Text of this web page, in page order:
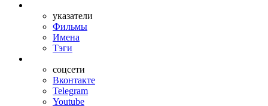
указатели
Фильмы
Имена
Тэги
соцсети
Вконтакте
Telegram
Youtube